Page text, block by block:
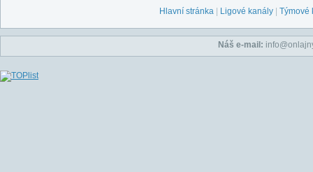
Hlavní stránka Ligové kanály Týmové
Náš e-mail: